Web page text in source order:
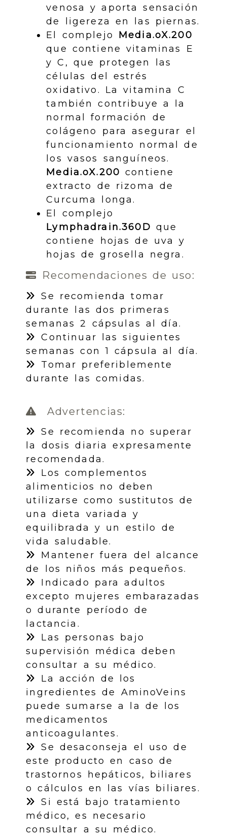
venosa y aporta sensación
de ligereza en las piernas.
El complejo Media.oX.200
que contiene vitaminas E
y C, que protegen las
células del estrés
oxidativo. La vitamina C
también contribuye a la
normal formación de
colágeno para asegurar el
funcionamiento normal de
los vasos sanguíneos.
Media.oX.200 contiene
extracto de rizoma de
Curcuma longa.
El complejo
Lymphadrain.360D que
contiene hojas de uva y
hojas de grosella negra.
Recomendaciones de uso:
Se recomienda tomar
durante las dos primeras
semanas 2 cápsulas al día.
Continuar las siguientes
semanas con 1 cápsula al día.
Tomar preferiblemente
durante las comidas.
Advertencias:
Se recomienda no superar
la dosis diaria expresamente
recomendada.
Los complementos
alimenticios no deben
utilizarse como sustitutos de
una dieta variada y
equilibrada y un estilo de
vida saludable.
Mantener fuera del alcance
de los niños más pequeños.
Indicado para adultos
excepto mujeres embarazadas
o durante período de
lactancia.
Las personas bajo
supervisión médica deben
consultar a su médico.
La acción de los
ingredientes de AminoVeins
puede sumarse a la de los
medicamentos
anticoagulantes.
Se desaconseja el uso de
este producto en caso de
trastornos hepáticos, biliares
o cálculos en las vías biliares.
Si está bajo tratamiento
médico, es necesario
consultar a su médico.